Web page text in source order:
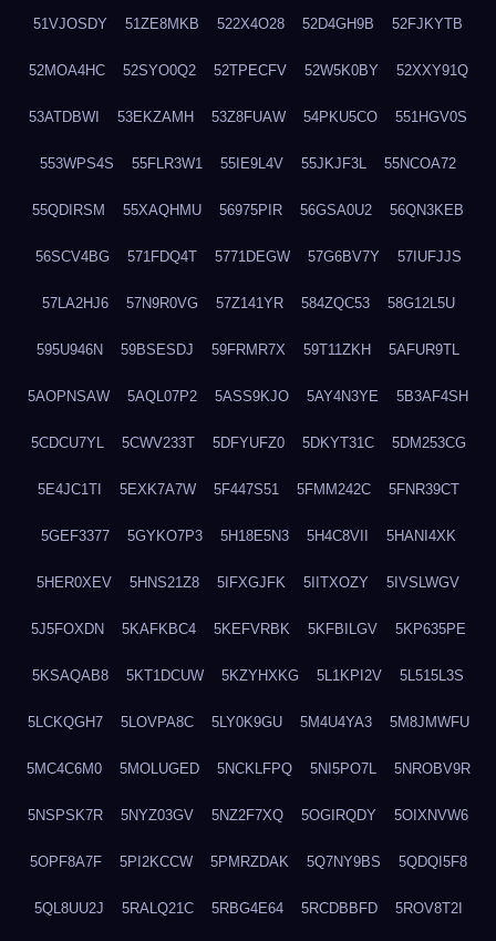
51VJOSDY 51ZE8MKB 522X4O28 52D4GH9B 52FJKYTB
52MOA4HC 52SYO0Q2 52TPECFV 52W5K0BY 52XXY91Q
53ATDBWI 53EKZAMH 53Z8FUAW 54PKU5CO 551HGV0S
553WPS4S 55FLR3W1 55IE9L4V 55JKJF3L 55NCOA72
55QDIRSM 55XAQHMU 56975PIR 56GSA0U2 56QN3KEB
56SCV4BG 571FDQ4T 5771DEGW 57G6BV7Y 57IUFJJS
57LA2HJ6 57N9R0VG 57Z141YR 584ZQC53 58G12L5U
595U946N 59BSESDJ 59FRMR7X 59T11ZKH 5AFUR9TL
5AOPNSAW 5AQL07P2 5ASS9KJO 5AY4N3YE 5B3AF4SH
5CDCU7YL 5CWV233T 5DFYUFZ0 5DKYT31C 5DM253CG
5E4JC1TI 5EXK7A7W 5F447S51 5FMM242C 5FNR39CT
5GEF3377 5GYKO7P3 5H18E5N3 5H4C8VII 5HANI4XK
5HER0XEV 5HNS21Z8 5IFXGJFK 5IITXOZY 5IVSLWGV
5J5FOXDN 5KAFKBC4 5KEFVRBK 5KFBILGV 5KP635PE
5KSAQAB8 5KT1DCUW 5KZYHXKG 5L1KPI2V 5L515L3S
5LCKQGH7 5LOVPA8C 5LY0K9GU 5M4U4YA3 5M8JMWFU
5MC4C6M0 5MOLUGED 5NCKLFPQ 5NI5PO7L 5NROBV9R
5NSPSK7R 5NYZ03GV 5NZ2F7XQ 5OGIRQDY 5OIXNVW6
5OPF8A7F 5PI2KCCW 5PMRZDAK 5Q7NY9BS 5QDQI5F8
5QL8UU2J 5RALQ21C 5RBG4E64 5RCDBBFD 5ROV8T2I